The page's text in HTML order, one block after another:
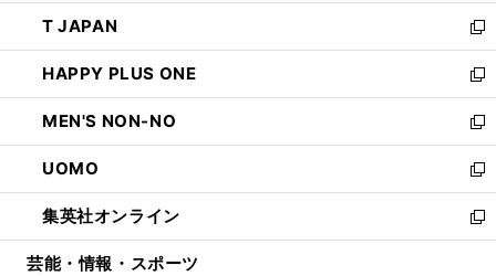
く
ウ
で
開
く
ン
ド
ウ
で
開
く
ウ
ィ
ン
ド
ウ
で
開
く
し
い
ウ
ィ
ン
ド
ウ
で
開
く
T JAPAN
新
し
い
ウ
ィ
ン
ド
ウ
で
開
HAPPY PLUS ONE
新
し
い
ウ
ィ
ン
ド
ウ
MEN'S NON-NO
新
し
い
ウ
ィ
ン
UOMO
新
し
い
ウ
集英社オンライン
新
し
芸能・情報・スポーツ